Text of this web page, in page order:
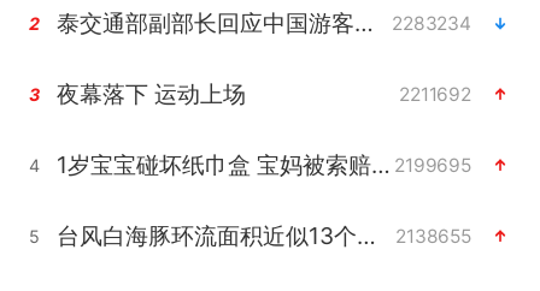
2 泰交通部副部长回应中国游客遭歧视 2283234
3 夜幕落下 运动上场 2211692
4 1岁宝宝碰坏纸巾盒 宝妈被索赔924元 2199695
5 台风白海豚环流面积近似13个浙江 2138655